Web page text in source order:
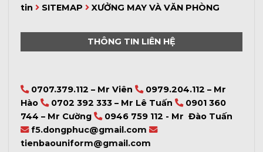
tin
SITEMAP XƯỞNG MAY VÀ VĂN PHÒNG
THÔNG TIN LIÊN HỆ
0707.379.112 – Mr Viên
0979.204.112 – Mr
Hào
0702 392 333 – Mr Lê Tuấn
0901 360
744 – Mr Cường
0946 759 112 - Mr Đào Tuấn
f5.dongphuc@gmail.com
tienbaouniform@gmail.com